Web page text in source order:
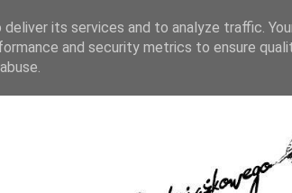
KONTAKT CZYTELNIA PO
its services and to analyze traffic.
and security metrics to ensure